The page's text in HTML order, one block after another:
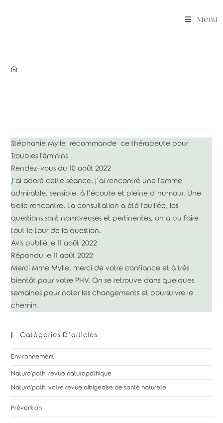
Menu
Stéphanie Myllerecommande ce thérapeute pour
Troubles féminins
Rendez-vous du 10 août 2022
J’ai adoré cette séance, j’ai rencontré une femme
admirable, sensible, à l’écoute et pleine d’humour. Une
belle rencontre. La consultation a été fouillée, les
questions sont nombreuses et pertinentes, on a pu faire
tout le tour de la question.
Avis publié le 11 août 2022
Répondu le 11 août 2022
Merci Mme Mylle, merci de votre confiance et à très
bientôt pour votre PHV.On se retrouve dans quelques
semaines pour noter les changements et poursuivre le
chemin.
Catégories D’articles
Environnement
Naturo'path, revue naturopathique
Naturo'path, votre revue albigeoise de santé naturelle
Prévention